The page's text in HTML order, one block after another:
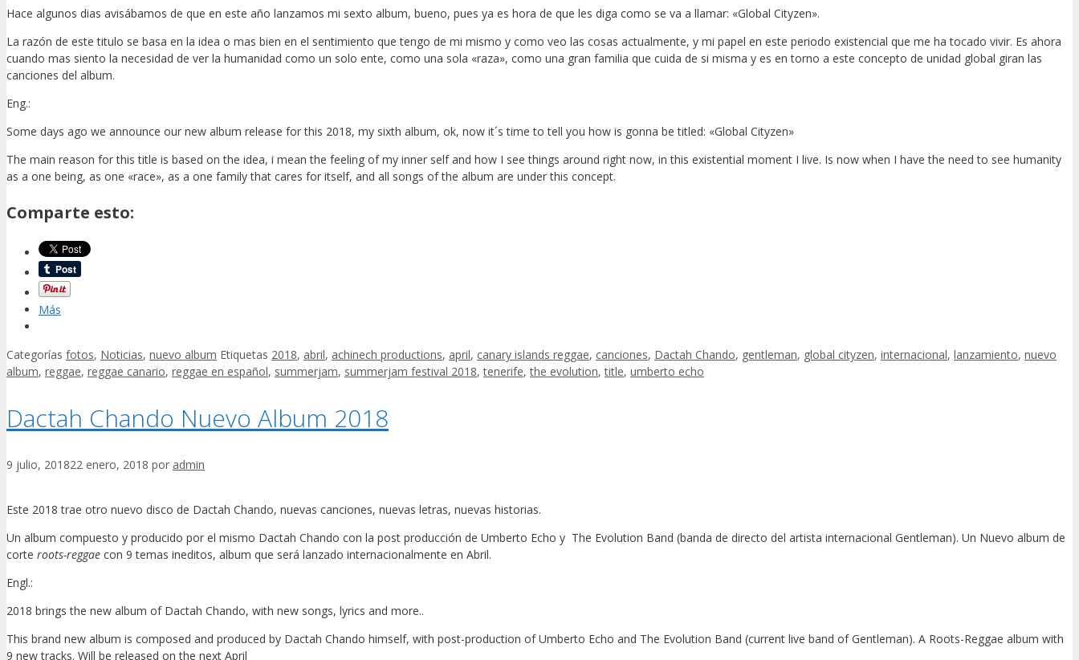
Hace algunos dias avisábamos de que en este año lanzamos mi sexto album, bueno, pues ya es hora de que les diga como se va a llamar: «Global Cityzen».
La razón de este titulo se basa en la idea o mas bien en el sentimiento que tengo de mi mismo y como veo las cosas actualmente, y mi papel en este periodo existencial que me ha tocado vivir. Es ahora
cuando mas siento la necesidad de ver la humanidad como un solo ente, como una sola «raza», como una gran familia que cuida de si misma y es en torno a este concepto de unidad global giran las
canciones del album.
Eng.:
Some days ago we announce our new album release for this 2018, my sixth album, ok, now it´s time to tell you how is gonna be titled: «Global Cityzen»
The main reason for this title is based on the idea, i mean the feeling of my inner self and how I see things around right now, in this existential moment I live. Is now when I have the need to see humanity
as a one being, as one «race», as a one family that cares for itself, and all songs of the album are under this concept.
Comparte esto:
Más
Categorías fotos, Noticias, nuevo album Etiquetas 2018, abril, achinech productions, april, canary islands reggae, canciones, Dactah Chando, gentleman, global cityzen, internacional, lanzamiento, nuevo
album, reggae, reggae canario, reggae en español, summerjam, summerjam festival 2018,tenerife,the evolution,title, umberto echo
Dactah Chando Nuevo Album 2018
9 julio, 201822 enero, 2018 por admin
Este 2018 trae otro nuevo disco de Dactah Chando, nuevas canciones, nuevas letras, nuevas historias.
Un album compuesto y producido por el mismo Dactah Chando con la post producción de Umberto Echo y The Evolution Band (banda de directo del artista internacional Gentleman). Un Nuevo album de
corte roots-reggae con 9 temas ineditos, album que será lanzado internacionalmente en Abril.
Engl.:
2018 brings the new album of Dactah Chando, with new songs, lyrics and more..
This brand new album is composed and produced by Dactah Chando himself, with post-production of Umberto Echo and The Evolution Band (current live band of Gentleman). A Roots-Reggae album with
9 new tracks. Will be released on the next April